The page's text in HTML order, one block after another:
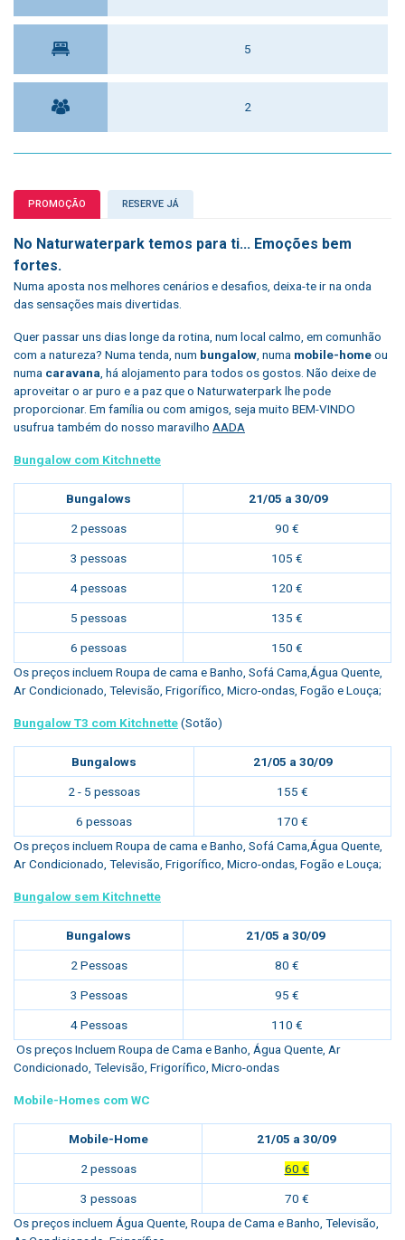
5
2
PROMOÇÃO RESERVE JÁ
No Naturwaterpark temos para ti... Emoções bem
fortes.
Numa aposta nos melhores cenários e desafios, deixa-te ir na onda
das sensações mais divertidas.
Quer passar uns dias longe da rotina, num local calmo, em comunhão
com a natureza? Numa tenda, num bungalow , numa mobile-homeou
numa caravana , há alojamento para todos os gostos. Não deixe de
aproveitar o ar puro e a paz que o Naturwaterpark lhe pode
proporcionar. Em família ou com amigos, seja muito BEM-VINDO
usufrua também do nosso maravilho AADA
Bungalow com Kitchnette
Bungalows 21/05 a 30/09
2 pessoas 90 €
3 pessoas 105 €
4 pessoas 120 €
5 pessoas 135 €
6 pessoas
150 €
Os preços incluem Roupa de cama e Banho, Sofá Cama,Água Quente,
Ar Condicionado, Televisão, Frigorífico, Micro-ondas, Fogão e Louça;
Bungalow T3 com Kitchnette(Sotão)
Bungalows 21/05 a 30/09
2 - 5 pessoas 155 €
6 pessoas
170 €
Os preços incluem Roupa de cama e Banho, Sofá Cama,Água Quente,
Ar Condicionado, Televisão, Frigorífico, Micro-ondas, Fogão e Louça;
Bungalow sem Kitchnette
Bungalows 21/05 a 30/09
2 Pessoas 80 €
3 Pessoas 95 €
4 Pessoas
110 €
Os preços Incluem Roupa de Cama e Banho, Água Quente, Ar
Condicionado, Televisão, Frigorífico, Micro-ondas
Mobile-Homes com WC
Mobile-Home 21/05 a 30/09
2 pessoas 60 €
3 pessoas
70 €
Os preços incluem Água Quente, Roupa de Cama e Banho, Televisão,